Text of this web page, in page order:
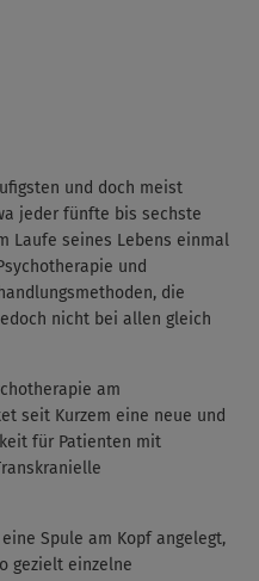
und doch meist
jeder fünfte bis sechste
Laufe seines Lebens einmal
und
die
nicht bei allen gleich
am
seit Kurzem eine neue und
für Patienten mit
Spule am Kopf angelegt,
gezielt einzelne